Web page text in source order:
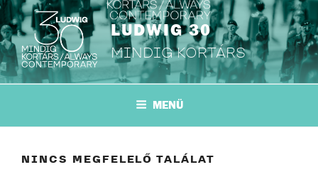
Tartalomhoz
LUDWIG 30
MINDIG KORTÁRS
MENÜ
NINCS MEGFELELŐ TALÁLAT